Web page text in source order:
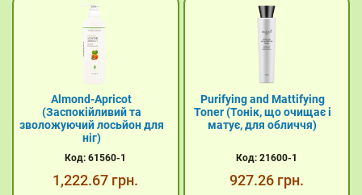
Almond-Apricot
(Заспокійливий та
зволожуючий лосьйон для
ніг)
Код: 61560-1
1,222.67 грн.
Purifying and Mattifying
Toner (Тонік, що очищає і
матує, для обличчя)
Код: 21600-1
927.26 грн.